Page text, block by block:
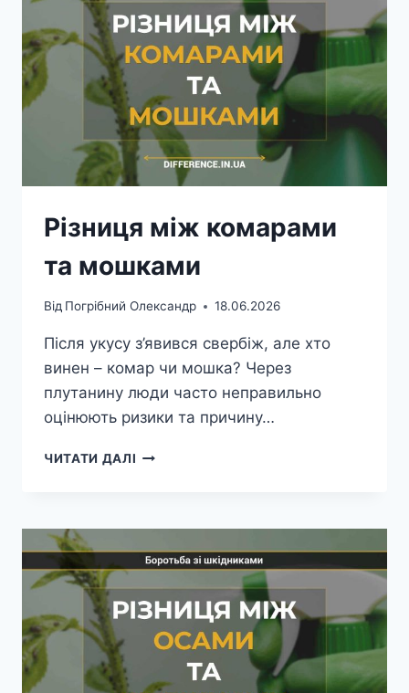
Різниця між комарами
та мошками
Від Погрібний Олександр 18.06.2026
Після укусу з’явився свербіж, але хто
винен – комар чи мошка? Через
плутанину люди часто неправильно
оцінюють ризики та причину…
ЧИТАТИ ДАЛІ РІЗНИЦЯ
МОШКАМИ